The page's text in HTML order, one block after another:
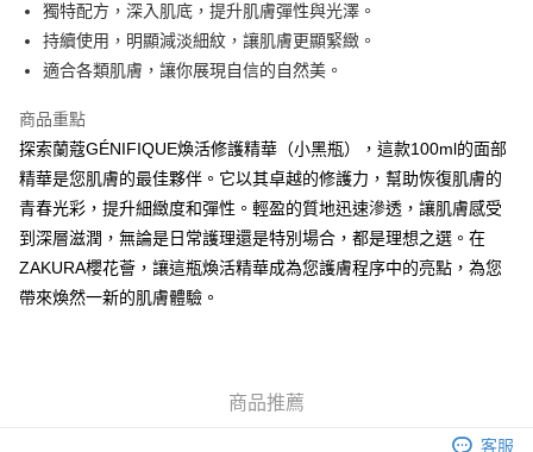
送貨方式
JD京東物流，訂單確認發貨後2-4個工作天送達
付款後門市自取，訂單確認後2-4個工作天到店，7天內取。逾期後
訂單作廢，並不會安排重寄
免運費
獨特配方，深入肌底，提升肌膚彈性與光澤。
持續使用，明顯減淡細紋，讓肌膚更顯緊緻。
適合各類肌膚，讓你展現自信的自然美。
商品重點
探索蘭蔻GÉNIFIQUE煥活修護精華（小黑瓶），這款100ml的面部
精華是您肌膚的最佳夥伴。它以其卓越的修護力，幫助恢復肌膚的
青春光彩，提升細緻度和彈性。輕盈的質地迅速滲透，讓肌膚感受
到深層滋潤，無論是日常護理還是特別場合，都是理想之選。在
ZAKURA櫻花薈，讓這瓶煥活精華成為您護膚程序中的亮點，為您
帶來煥然一新的肌膚體驗。
商品推薦
客服